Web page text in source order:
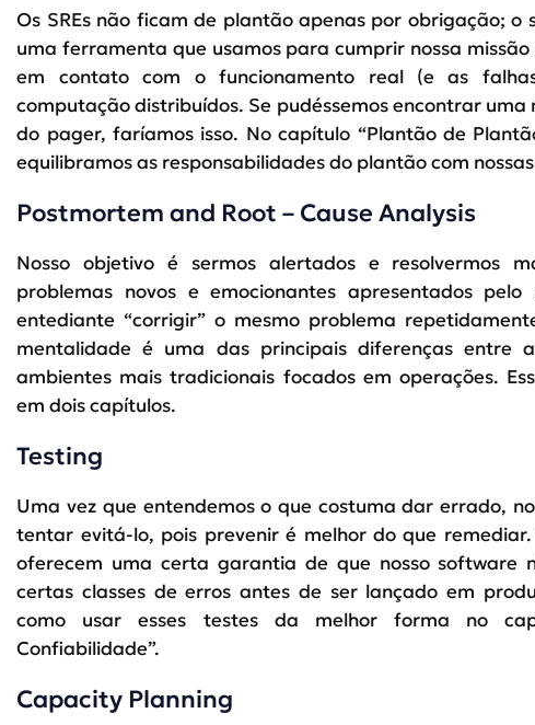
Os SREs não ficam de plantão apenas por obrigação; o
uma ferramenta que usamos para cumprir nossa
em contato com o funcionamento real (e as
computação distribuídos. Se pudéssemos encontrar uma
do pager, faríamos isso. No capítulo “Plantão de
equilibramos as responsabilidades do plantão com
Postmortem and Root – Cause Analysis
Nosso objetivo é sermos alertados e resolvermos
problemas novos e emocionantes apresentados pelo
entediante “corrigir” o mesmo problema
mentalidade é uma das principais diferenças entre
ambientes mais tradicionais focados em operações.
em dois capítulos.
Testing
Uma vez que entendemos o que costuma dar errado,
tentar evitá-lo, pois prevenir é melhor do que
oferecem uma certa garantia de que nosso software
certas classes de erros antes de ser lançado em
como usar esses testes da melhor forma no
Confiabilidade”.
Capacity Planning